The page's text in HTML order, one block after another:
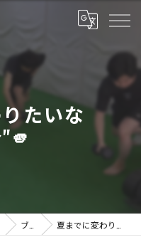
たいな
ブログ 夏までに変わりたいなら、"今"🫵